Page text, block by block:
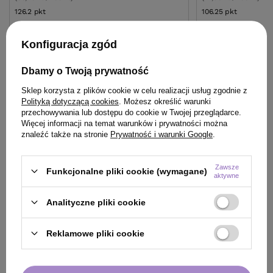
126.2 pktpunktów
125,80 zł
Cena katalogowa:164,00 zł -23%
106.25 pktpunktów
Najniższa cena
wprowadzeniem
ZOBACZ RÓWNIEŻ
Konfiguracja zgód
Dbamy o Twoją prywatność
Sklep korzysta z plików cookie w celu realizacji usług zgodnie z
Polityką dotyczącą cookies . Możesz określić warunki
przechowywania lub dostępu do cookie w Twojej przeglądarce.
Więcej informacji na temat warunków i prywatności można
znaleźć także na stronie Prywatność i warunki Google
Funkcjonalne pliki cookie (wymagane)
Zawsze
aktywne
Analityczne pliki cookie
Reklamowe pliki cookie